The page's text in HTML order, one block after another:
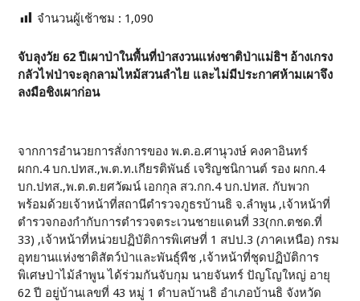
จำนวนผู้เช้าชม : 1,090
จับลุงวัย 62 ปีเผาป่าในพื้นที่ป่าสงวนแห่งชาติป่าแม่ธิฯ อ้างเกรง
กลัวไฟป่าจะลุกลามไหม้สวนลำไย และไม่มีประกาศห้ามเผาจึง
ลงมือชิงเผาก่อน
จากการอำนวยการสั่งการของ พ.ต.อ.ศานุวงษ์ คงคาอินทร์
ผกก.4 บก.ปทส.,พ.ต.ท.เกียรติพันธ์ เจริญชนิกานต์ รอง ผกก.4
บก.ปทส.,พ.ต.ต.ยศวัฒน์ เอกกุล สว.กก.4 บก.ปทส. กับพวก
พร้อมด้วยเจ้าหน้าที่สถานีตำรวจภูธรบ้านธิ จ.ลำพูน ,เจ้าหน้าที่
ตำรวจกองกำกับการตำรวจตระเวนชายแดนที่ 33(กก.ตชด.ที่
33) ,เจ้าหน้าที่หน่วยปฏิบัติการพิเศษที่ 1 สปป.3 (ภาคเหนือ) กรม
อุทยานแห่งชาติสัตว์ป่าและพันธุ์พืช ,เจ้าหน้าที่ชุดปฏิบัติการ
พิเศษป่าไม้ลำพูน ได้ร่วมกันจับกุม นายจันทร์ ปัญโญใหญ่ อายุ
62 ปี อยู่บ้านเลขที่ 43 หมู่ 1 ตำบลบ้านธิ อำเภอบ้านธิ จังหวัด